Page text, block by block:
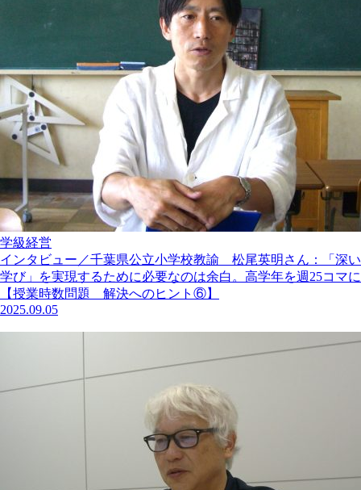
学級経営
インタビュー／千葉県公立小学校教諭 松尾英明さん：「深い
学び」を実現するために必要なのは余白。高学年を週25コマに
【授業時数問題 解決へのヒント⑥】
2025.09.05